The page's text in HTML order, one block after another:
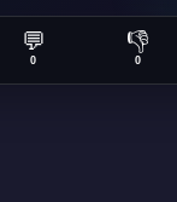
👎
0
💬
0